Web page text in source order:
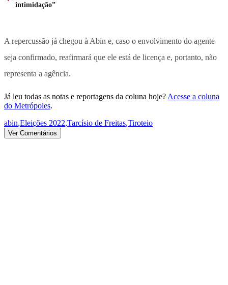
intimidação”
A repercussão já chegou à Abin e, caso o envolvimento do agente
seja confirmado, reafirmará que ele está de licença e, portanto, não
representa a agência.
Já leu todas as notas e reportagens da coluna hoje? Acesse a coluna
do Metrópoles.
abin,Eleições 2022,Tarcísio de Freitas,Tiroteio
Ver Comentários